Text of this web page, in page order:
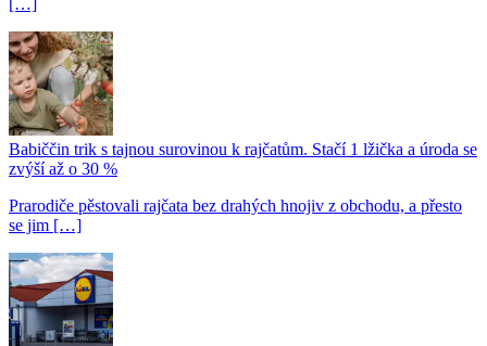
Babiččin trik s tajnou surovinou k rajčatům. Stačí 1 lžička a úroda se
zvýší až o 30 %
Prarodiče pěstovali rajčata bez drahých hnojiv z obchodu, a přesto
se jim […]